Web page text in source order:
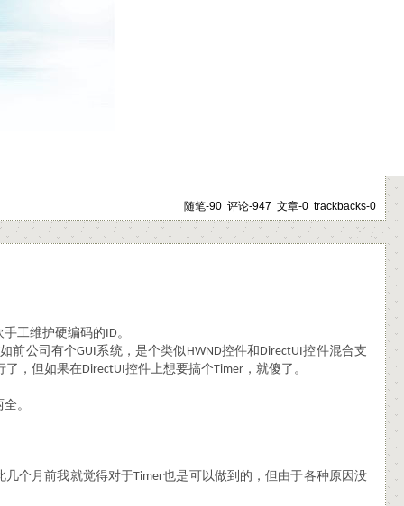
随笔-90 评论-947 文章-0 trackbacks-0
工维护硬编码的ID。
前公司有个GUI系统，是个类似HWND控件和 DirectUI控件混合支
了，但如果在DirectUI控件上想要搞个Timer ，就傻了。
。
几个月前我就觉得对于Timer也是可以做到的，但由于各种原因没